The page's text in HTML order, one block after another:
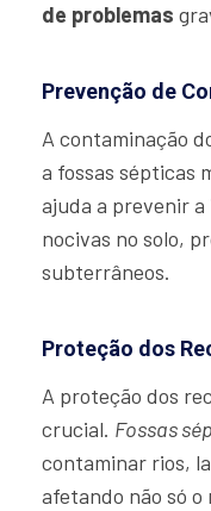
de problemas
Prevenção de
A contaminação
a fossas sépticas
ajuda a prevenir
nocivas no solo,
subterrâneos.
Proteção dos
A proteção dos
crucial. Fossas
contaminar rios,
afetando não só o